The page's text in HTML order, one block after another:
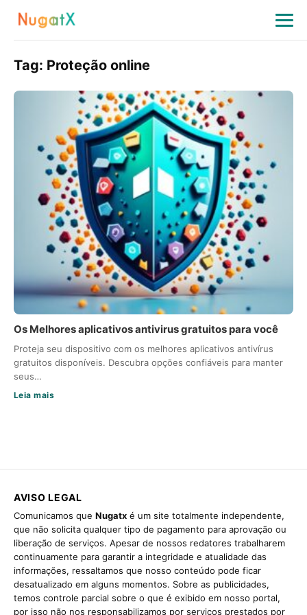
Tag: Proteção online
Os Melhores aplicativos antivirus gratuitos para você
Proteja seu dispositivo com os melhores aplicativos antivírus
gratuitos disponíveis. Descubra opções confiáveis para manter
seus…
Leia mais
AVISO LEGAL
Comunicamos que Nugatx é um site totalmente independente,
que não solicita qualquer tipo de pagamento para aprovação ou
liberação de serviços. Apesar de nossos redatores trabalharem
continuamente para garantir a integridade e atualidade das
informações, ressaltamos que nosso conteúdo pode ficar
desatualizado em alguns momentos. Sobre as publicidades,
temos controle parcial sobre o que é exibido em nosso portal,
por isso não nos responsabilizamos por serviços prestados por